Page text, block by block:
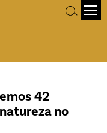
42
no